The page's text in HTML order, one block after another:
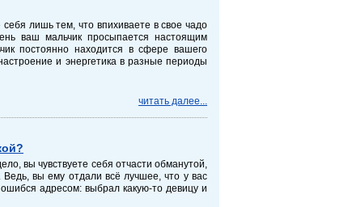
лишь тем, что впихиваете в свое чадо
ваш мальчик просыпается настоящим
постоянно находится в сфере вашего
и энергетика в разные периоды
читать далее...
вы чувствуете себя отчасти обманутой,
вы ему отдали всё лучшее, что у вас
адресом: выбрал какую-то девицу и